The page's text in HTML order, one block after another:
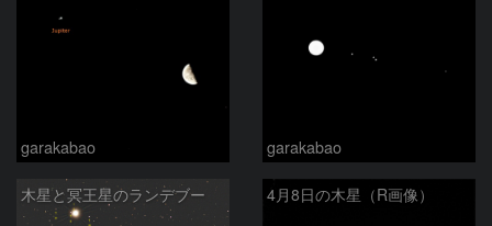
garakabao garakabao
木星と冥王星のランデブー 4月8日の木星（R画像）